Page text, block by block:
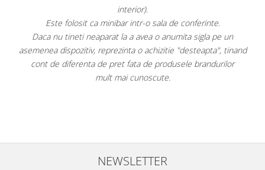
interior).
Este folosit ca minibar intr-o sala de conferinte.
Daca nu tineti neaparat la a avea o anumita sigla pe un
asemenea dispozitiv, reprezinta o achizitie "desteapta", tinand
cont de diferenta de pret fata de produsele brandurilor
mult mai cunoscute.
NEWSLETTER